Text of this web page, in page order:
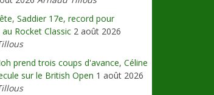
Saddier 17e, record pour
Rocket Classic 2 août 2026
prend trois coups d'avance, Céline
sur le British Open 1 août 2026